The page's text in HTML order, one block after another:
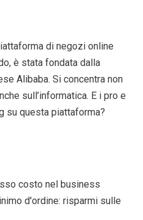
di negozi online
è stata fondata dalla
Alibaba. Si concentra non
sull’informatica. E i pro e
su questa piattaforma?
costo nel business
d'ordine: risparmi sulle